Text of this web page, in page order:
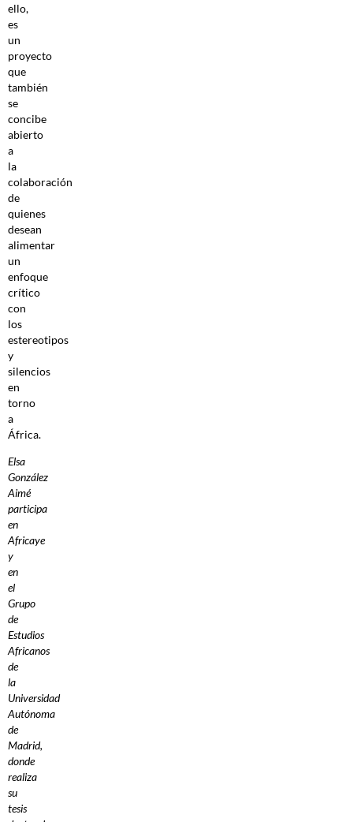
ello,
es
un
proyecto
que
también
se
concibe
abierto
a
la
colaboración
de
quienes
desean
alimentar
un
enfoque
crítico
con
los
estereotipos
y
silencios
en
torno
a
África.
Elsa
González
Aimé
participa
en
Africaye
y
en
el
Grupo
de
Estudios
Africanos
de
la
Universidad
Autónoma
de
Madrid,
donde
realiza
su
tesis